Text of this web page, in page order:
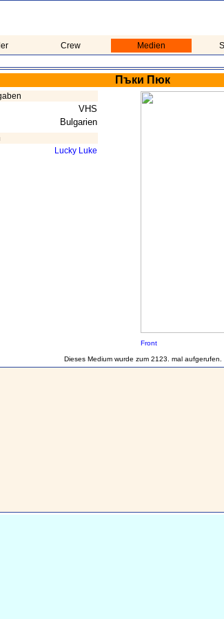
Crew Medien
Пъки Пюк
VHS
Bulgarien
Lucky Luke
Front
Dieses Medium wurde zum 2123. mal aufgerufen.